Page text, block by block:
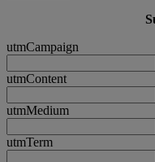
utmCampaign
utmContent
utmMedium
utmTerm